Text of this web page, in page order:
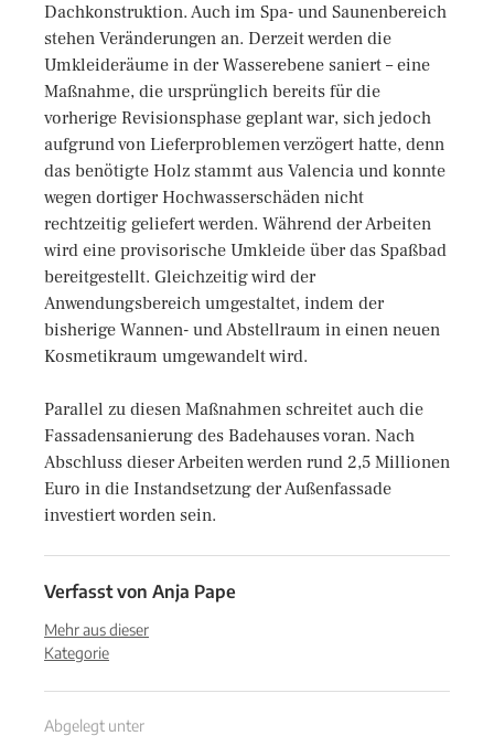
Dachkonstruktion. Auch im Spa- und Saunenbereich
stehen Veränderungen an. Derzeit werden die
Umkleideräume in der Wasserebene saniert – eine
Maßnahme, die ursprünglich bereits für die
vorherige Revisionsphase geplant war, sich jedoch
aufgrund von Lieferproblemen verzögert hatte, denn
das benötigte Holz stammt aus Valencia und konnte
wegen dortiger Hochwasserschäden nicht
rechtzeitig geliefert werden. Während der Arbeiten
wird eine provisorische Umkleide über das Spaßbad
bereitgestellt. Gleichzeitig wird der
Anwendungsbereich umgestaltet, indem der
bisherige Wannen- und Abstellraum in einen neuen
Kosmetikraum umgewandelt wird.
Parallel zu diesen Maßnahmen schreitet auch die
Fassadensanierung des Badehauses voran. Nach
Abschluss dieser Arbeiten werden rund 2,5 Millionen
Euro in die Instandsetzung der Außenfassade
investiert worden sein.
Verfasst von Anja Pape
Mehr aus dieser
Kategorie
Abgelegt unter